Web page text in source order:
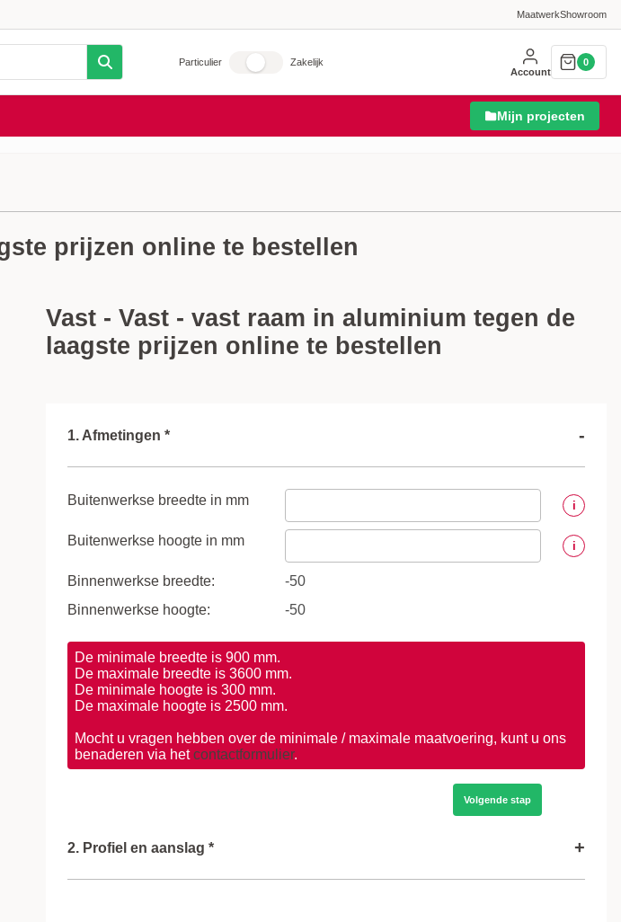
MaatwerkShowroom
Particulier
Zakelijk
Account
0
Mijn projecten
prijzen online te bestellen
Vast - Vast - vast raam in aluminium tegen de
laagste prijzen online te bestellen
1. Afmetingen * -
Buitenwerkse breedte in mm i
Buitenwerkse hoogte in mm i
Binnenwerkse breedte:
Binnenwerkse hoogte:
De minimale breedte is 900 mm.
De maximale breedte is 3600 mm.
De minimale hoogte is 300 mm.
De maximale hoogte is 2500 mm.
Mocht u vragen hebben over de minimale / maximale maatvoering, kunt u ons
benaderen via hetcontactformulier.
Volgende stap
2. Profiel en aanslag * +